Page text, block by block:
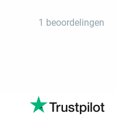
1 beoordelingen